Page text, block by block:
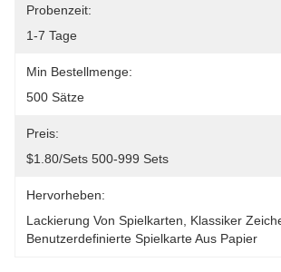
Probenzeit:
1-7 Tage
Min Bestellmenge:
500 Sätze
Preis:
$1.80/sets 500-999 Sets
Hervorheben:
Lackierung Von Spielkarten
Klassiker
Benutzerdefinierte Spielkarte Aus Papier